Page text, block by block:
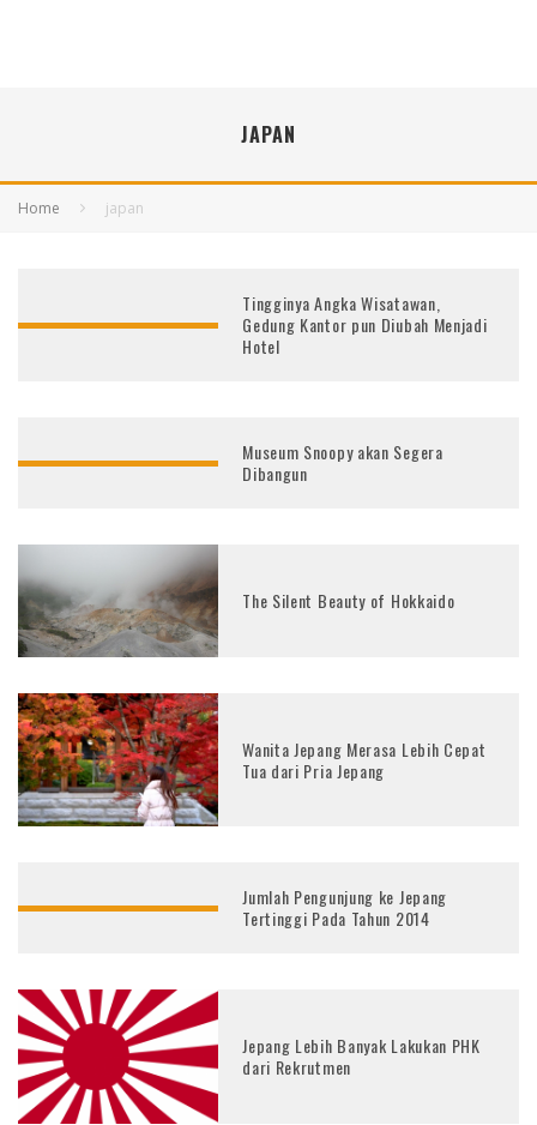
JAPAN
Home japan
Tingginya Angka Wisatawan,
Gedung Kantor pun Diubah Menjadi
Hotel
Museum Snoopy akan Segera
Dibangun
The Silent Beauty of Hokkaido
Wanita Jepang Merasa Lebih Cepat
Tua dari Pria Jepang
Jumlah Pengunjung ke Jepang
Tertinggi Pada Tahun 2014
Jepang Lebih Banyak Lakukan PHK
dari Rekrutmen